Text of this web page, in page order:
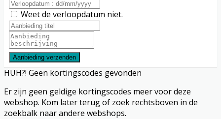
Weet de verloopdatum niet.
Aanbieding verzenden
HUH?! Geen kortingscodes gevonden
Er zijn geen geldige kortingscodes meer voor deze
webshop. Kom later terug of zoek rechtsboven in de
zoekbalk naar andere webshops.